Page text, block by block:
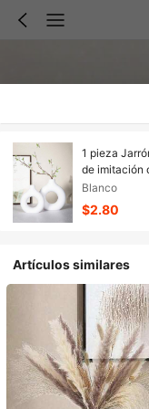
1 pieza
de imitación
florales,
escritorio,
graduación,
Blanco
$2.80
Artículos similares